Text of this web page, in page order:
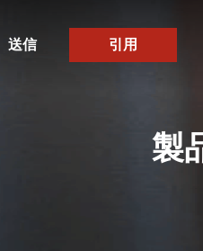
送信 引用
製